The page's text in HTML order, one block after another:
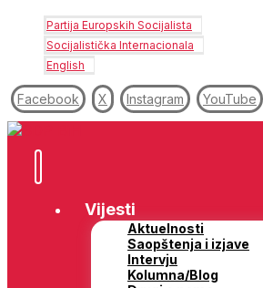
Partija Europskih Socijalista
Socijalistička Internacionala
English
Facebook X Instagram YouTube
Vijesti
Aktuelnosti
Saopštenja i izjave
Intervju
Kolumna/Blog